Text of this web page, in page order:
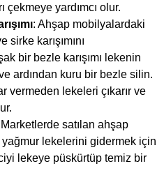
çekmeye yardımcı olur.
: Ahşap mobilyalardaki
sirke karışımını
bir bezle karışımı lekenin
ardından kuru bir bezle silin.
vermeden lekeleri çıkarır ve
satılan ahşap
lekelerini gidermek için
lekeye püskürtüp temiz bir